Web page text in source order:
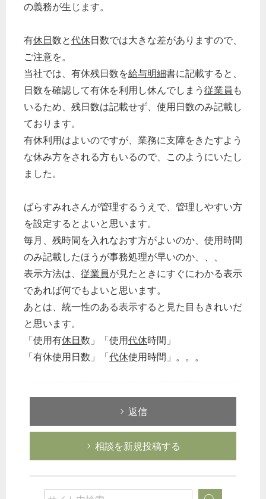
の義務が生じます。
有休日数と代休日数では大きな差がありますので、
ご注意を。
当社では、有休残日数を給与明細書に記載すると、
日数を確認して有休を利用し休んでしまう 従業員 も
いるため、残日数は記載せず、使用日数のみ記載し
ております。
有休利用はよいのですが、業務に支障をきたすよう
な休み方をされる方もいるので、このようにいたし
ました。
ばらすみれさんが管理するうえで、管理しやすい方
を設定するとよいと思います。
毎月、残時間を入れなおす方がよいのか、使用時間
のみ記載したほうが事務処理が早いのか、、、
表示方法は、 従業員が見たときにすぐにわかる表示
であれば何でもよいと思います。
あとは、統一性のある表示すると見た目もきれいだ
と思います。
「使用有休日数」「使用代休時間」
「有休使用日数」「代休使用時間」。。。
返信
相談を新規投稿する